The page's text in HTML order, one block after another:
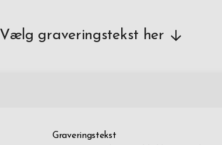
Vælg graveringstekst her
Graveringstekst